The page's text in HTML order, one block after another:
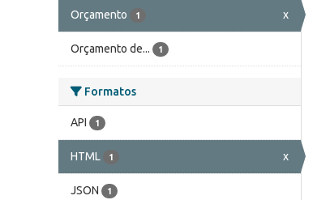
Orçamento 1 x
Orçamento de... 1
Formatos
API 1
HTML 1 x
JSON 1